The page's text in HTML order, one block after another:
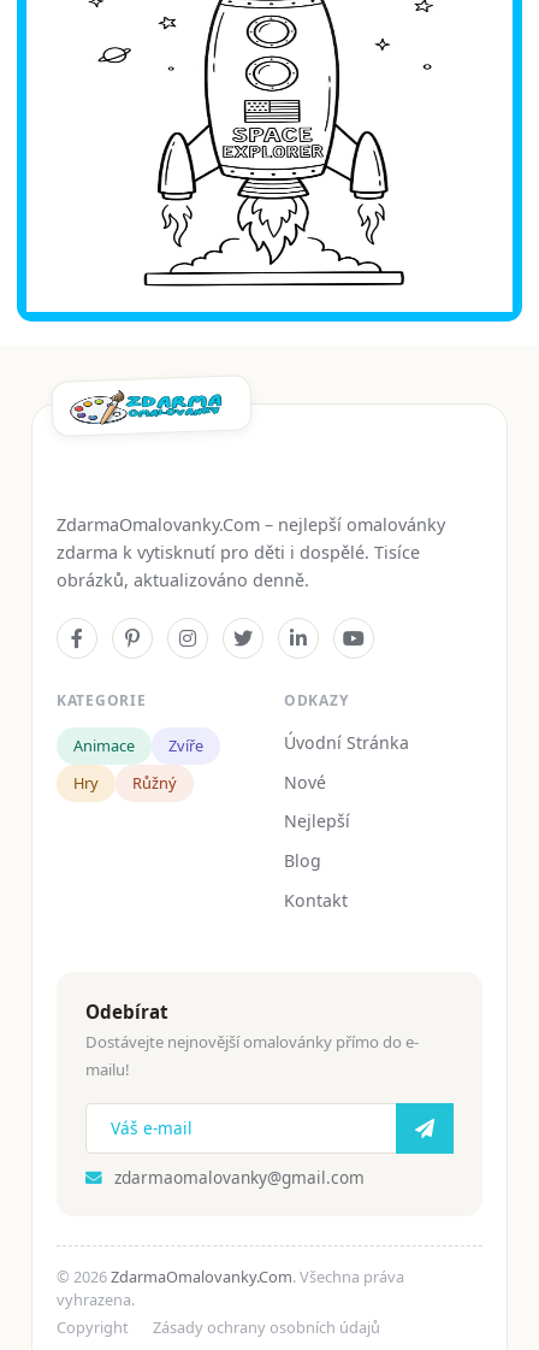
ZdarmaOmalovanky.Com – nejlepší omalovánky
zdarma k vytisknutí pro děti i dospělé. Tisíce
obrázků, aktualizováno denně.
KATEGORIE
Animace
Zvíře
Hry
Růžný
ODKAZY
Úvodní Stránka
Nové
Nejlepší
Blog
Kontakt
Odebírat
Dostávejte nejnovější omalovánky přímo do e-
mailu!
zdarmaomalovanky@gmail.com
© 2026ZdarmaOmalovanky.Com. Všechna práva
vyhrazena.
Copyright
Zásady ochrany osobních údajů